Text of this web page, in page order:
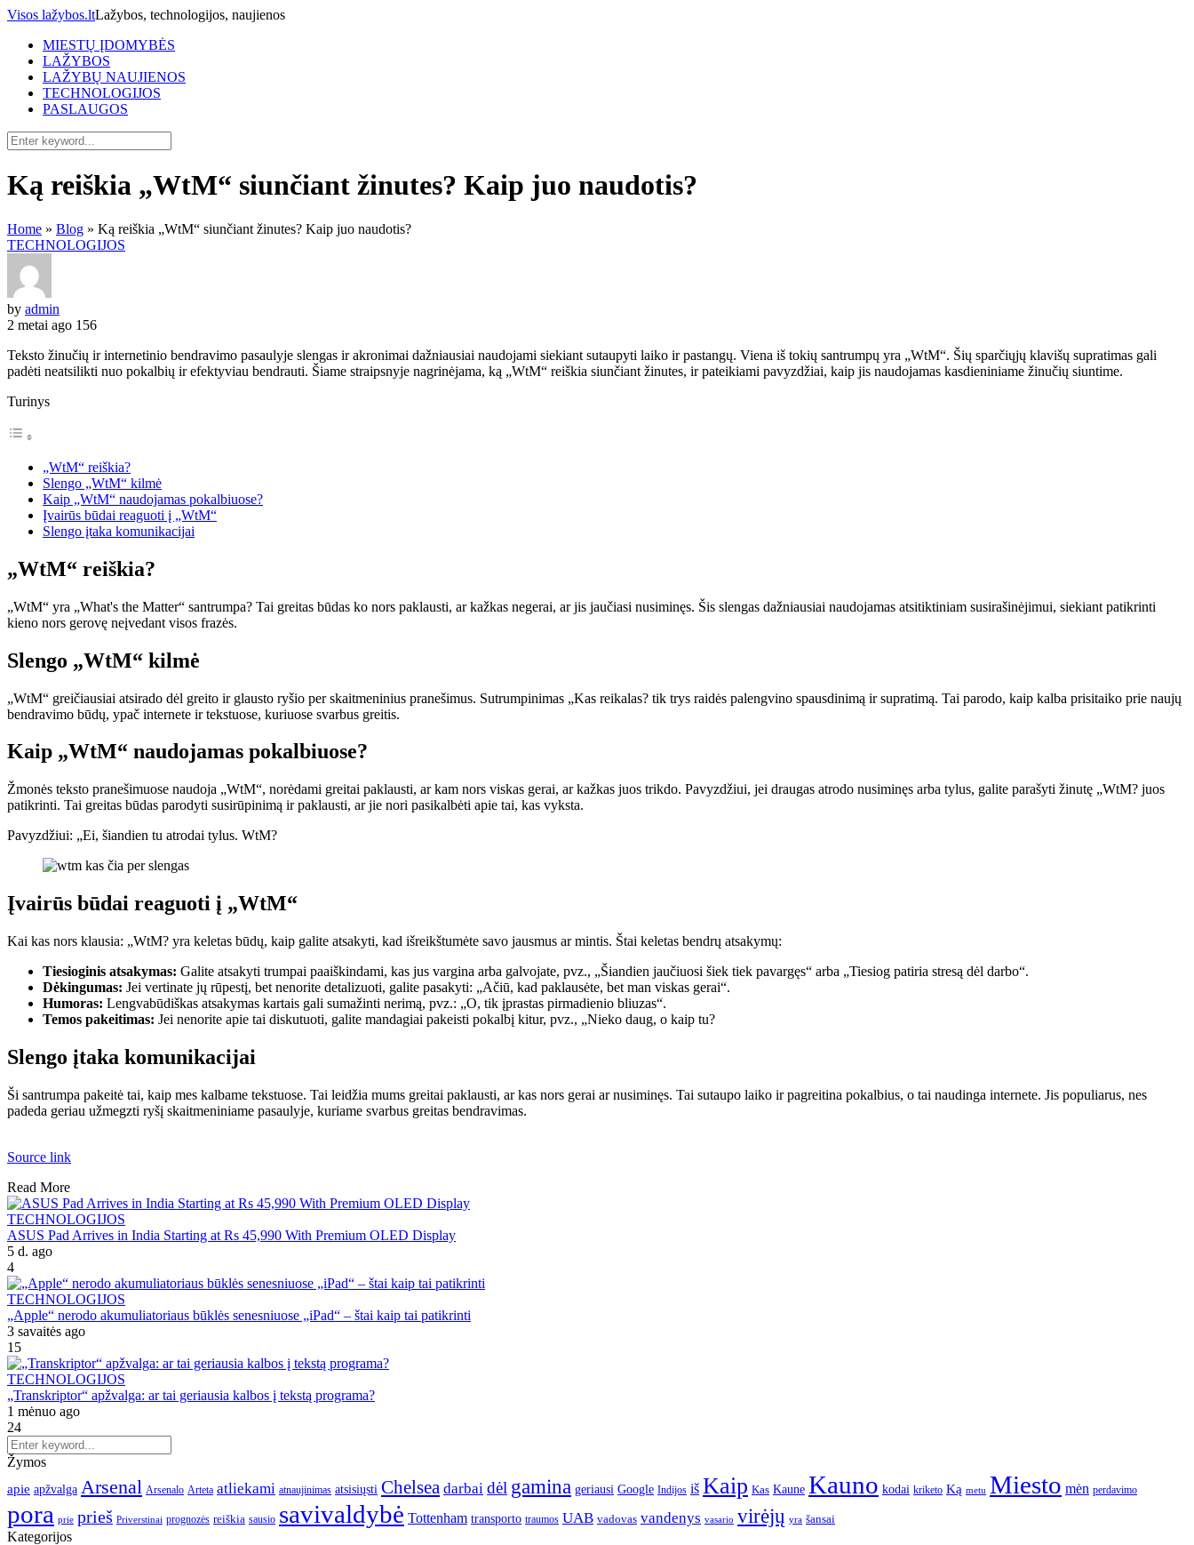
Visos lažybos.ltLažybos, technologijos, naujienos
MIESTŲ ĮDOMYBĖS
LAŽYBOS
LAŽYBŲ NAUJIENOS
TECHNOLOGIJOS
PASLAUGOS
Ką reiškia „WtM“ siunčiant žinutes? Kaip juo naudotis?
Home » Blog » Ką reiškia „WtM“ siunčiant žinutes? Kaip juo naudotis?
TECHNOLOGIJOS
by admin
2 metai ago 156
Teksto žinučių ir internetinio bendravimo pasaulyje slengas ir akronimai dažniausiai naudojami siekiant sutaupyti laiko ir pastangų. Viena iš tokių santrumpų yra „WtM“. Šių sparčiųjų klavišų supratimas gali
padėti neatsilikti nuo pokalbių ir efektyviau bendrauti. Šiame straipsnyje nagrinėjama, ką „WtM“ reiškia siunčiant žinutes, ir pateikiami pavyzdžiai, kaip jis naudojamas kasdieniniame žinučių siuntime.
Turinys
„WtM“ reiškia?
Slengo „WtM“ kilmė
Kaip „WtM“ naudojamas pokalbiuose?
Įvairūs būdai reaguoti į „WtM“
Slengo įtaka komunikacijai
„WtM“ reiškia?
„WtM“ yra „What's the Matter“ santrumpa? Tai greitas būdas ko nors paklausti, ar kažkas negerai, ar jis jaučiasi nusiminęs. Šis slengas dažniausiai naudojamas atsitiktiniam susirašinėjimui, siekiant patikrinti
kieno nors gerovę neįvedant visos frazės.
Slengo „WtM“ kilmė
„WtM“ greičiausiai atsirado dėl greito ir glausto ryšio per skaitmeninius pranešimus. Sutrumpinimas „Kas reikalas? tik trys raidės palengvino spausdinimą ir supratimą. Tai parodo, kaip kalba prisitaiko prie naujų
bendravimo būdų, ypač internete ir tekstuose, kuriuose svarbus greitis.
Kaip „WtM“ naudojamas pokalbiuose?
Žmonės teksto pranešimuose naudoja „WtM“, norėdami greitai paklausti, ar kam nors viskas gerai, ar kažkas juos trikdo. Pavyzdžiui, jei draugas atrodo nusiminęs arba tylus, galite parašyti žinutę „WtM? juos
patikrinti. Tai greitas būdas parodyti susirūpinimą ir paklausti, ar jie nori pasikalbėti apie tai, kas vyksta.
Pavyzdžiui: „Ei, šiandien tu atrodai tylus. WtM?
Įvairūs būdai reaguoti į „WtM“
Kai kas nors klausia: „WtM? yra keletas būdų, kaip galite atsakyti, kad išreikštumėte savo jausmus ar mintis. Štai keletas bendrų atsakymų:
Tiesioginis atsakymas: Galite atsakyti trumpai paaiškindami, kas jus vargina arba galvojate, pvz., „Šiandien jaučiuosi šiek tiek pavargęs“ arba „Tiesiog patiria stresą dėl darbo“.
Dėkingumas: Jei vertinate jų rūpestį, bet nenorite detalizuoti, galite pasakyti: „Ačiū, kad paklausėte, bet man viskas gerai“.
Humoras: Lengvabūdiškas atsakymas kartais gali sumažinti nerimą, pvz.: „O, tik įprastas pirmadienio bliuzas“.
Temos pakeitimas: Jei nenorite apie tai diskutuoti, galite mandagiai pakeisti pokalbį kitur, pvz., „Nieko daug, o kaip tu?
Slengo įtaka komunikacijai
Ši santrumpa pakeitė tai, kaip mes kalbame tekstuose. Tai leidžia mums greitai paklausti, ar kas nors gerai ar nusiminęs. Tai sutaupo laiko ir pagreitina pokalbius, o tai naudinga internete. Jis populiarus, nes
padeda geriau užmegzti ryšį skaitmeniniame pasaulyje, kuriame svarbus greitas bendravimas.
Source link
Read More
TECHNOLOGIJOS
ASUS Pad Arrives in India Starting at Rs 45,990 With Premium OLED Display
5 d. ago
4
TECHNOLOGIJOS
„Apple“ nerodo akumuliatoriaus būklės senesniuose „iPad“ – štai kaip tai patikrinti
3 savaitės ago
15
TECHNOLOGIJOS
„Transkriptor“ apžvalga: ar tai geriausia kalbos į tekstą programa?
1 mėnuo ago
24
Žymos
apie apžvalga Arsenal Arsenalo Arteta atliekami atnaujinimas atsisiųsti Chelsea darbai dėl gamina geriausi Google Indijos iš Kaip Kas Kaune Kauno kodai kriketo Ką metu Miesto mėn perdavimo
pora prie prieš Priverstinai prognozės reiškia sausio savivaldybė Tottenham transporto traumos UAB vadovas vandenys vasario virėjų yra šansai
Kategorijos